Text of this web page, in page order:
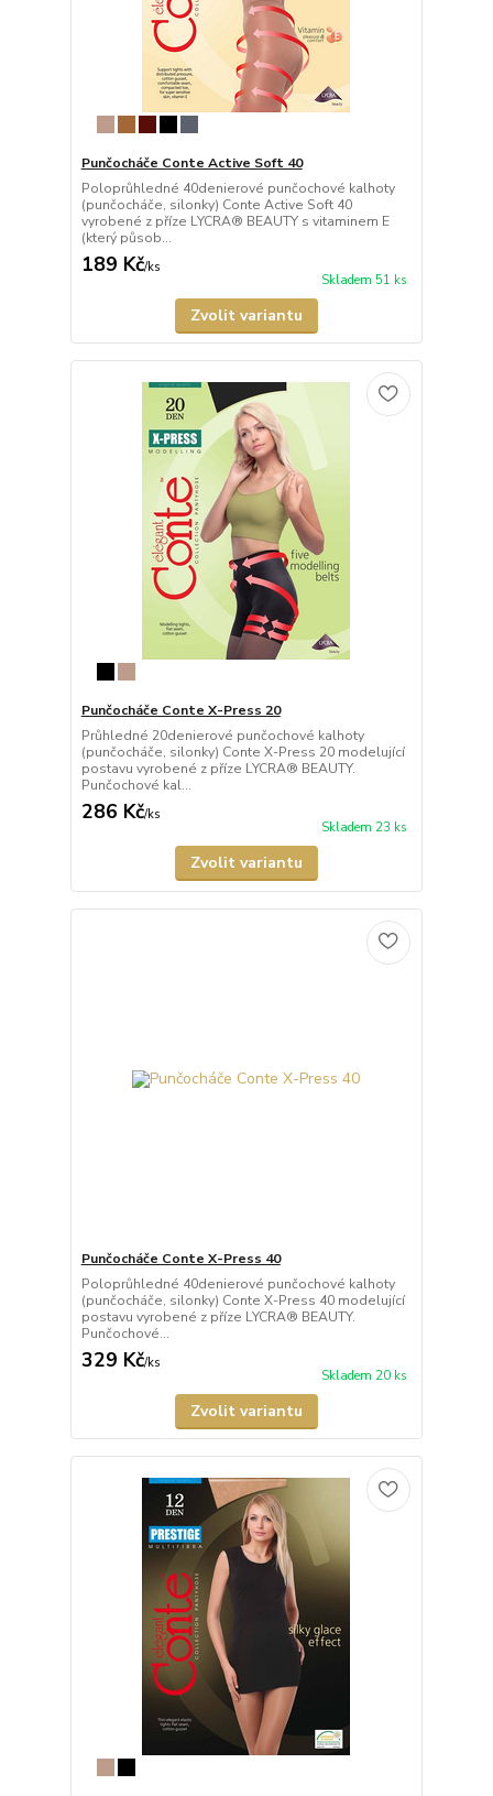
Punčocháče Conte Active Soft 40
Poloprůhledné 40denierové punčochové kalhoty
(punčocháče, silonky) Conte Active Soft 40
vyrobené z příze LYCRA® BEAUTY s vitaminem E
(který působ...
189 Kč/ks
Skladem 51 ks
Zvolit variantu
Punčocháče Conte X-Press 20
Průhledné 20denierové punčochové kalhoty
(punčocháče, silonky) Conte X-Press 20 modelující
postavu vyrobené z příze LYCRA® BEAUTY.
Punčochové kal...
286 Kč/ks
Skladem 23 ks
Zvolit variantu
Punčocháče Conte X-Press 40
Poloprůhledné 40denierové punčochové kalhoty
(punčocháče, silonky) Conte X-Press 40 modelující
postavu vyrobené z příze LYCRA® BEAUTY.
Punčochové...
329 Kč/ks
Skladem 20 ks
Zvolit variantu